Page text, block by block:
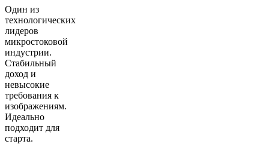
Один из
технологических
лидеров
микростоковой
индустрии.
Стабильный
доход и
невысокие
требования к
изображениям.
Идеально
подходит для
старта.